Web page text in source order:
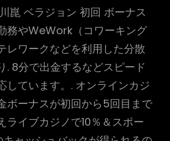
崑 ベラジョン 初回 ボーナス
務やWeWork（コワーキング
レワークなどを利用した分散
. 8分で出金するなどスピード
しています。. オンラインカジ
ボーナスが初回から5回目まで
ライブカジノで10％＆スポー